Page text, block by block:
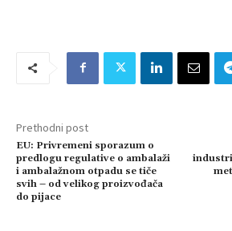
Prethodni post
EU: Privremeni sporazum o
predlogu regulative o ambalaži
i ambalažnom otpadu se tiče
svih – od velikog proizvođača
do pijace